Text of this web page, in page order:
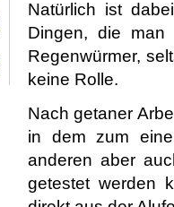
Natürlich ist
Dingen, die
Regenwürmer,
keine Rolle.
Nach getaner
in dem zum
anderen aber
getestet werden